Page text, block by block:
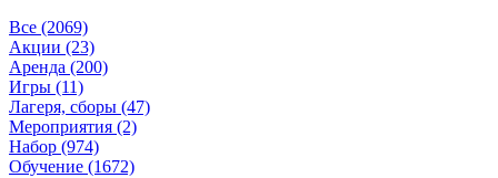
Все (2069)
Акции (23)
Аренда (200)
Игры (11)
Лагеря, сборы (47)
Мероприятия (2)
Набор (974)
Обучение (1672)